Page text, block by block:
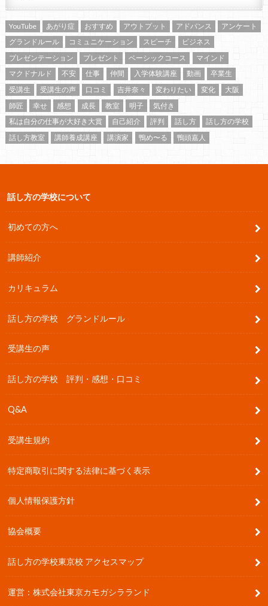
YouTube あがり症 おすすめ アウトプット アドバンス
アンケート
グランドルール
コミュニケーション スピーチ
ビジネス
プレゼンテーション
プレゼント ベーシックコース
マインド
マクドナルド
不安 仕事 仲間 入学体験講座 動画
卒業生
受講生
受講生の声 口コミ 吉井奈々 変わりたい 変化
大阪
師匠
幸せ 感想 成長 教室 明子
気付き
私は自分の仕事が大好き大賞
自己紹介 評判 話し方
話し方の学校
話し方教室
講師養成講座 講演家 鴨め〜る 鴨頭嘉人
話し方の学校について
初めての方へ
講師紹介
カリキュラム
話し方の学校 グランドルール
受講生の声
話し方の学校 評判・感想・口コミ
Q&A
受講生規約
特定商取引に関する法律に基づく表示
個人情報保護方針
協会概要
話し方の学校東京校 アクセスマップ
運営：株式会社東京カモガシラランド